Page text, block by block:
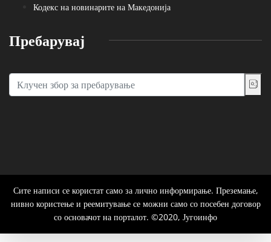
Кодекс на новинарите на Македонија
Пребарувај
Сите написи се користат само за лично информирање. Преземање,
нивно користење и реемитување се можни само со посебен договор
со основачот на порталот. ©2020, Југоинфо